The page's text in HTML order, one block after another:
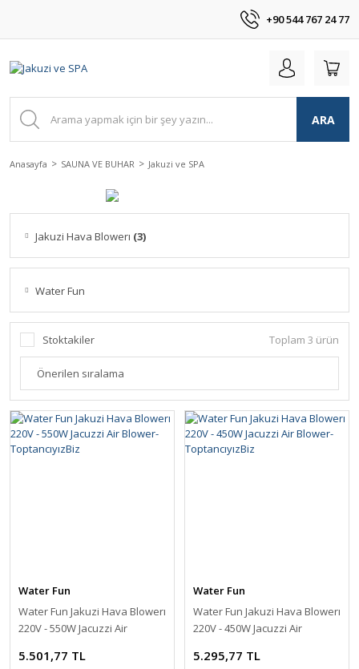
+90 544 767 24 77
ARA
Anasayfa SAUNA VE BUHAR Jakuzi ve SPA
Jakuzi Hava Blowerı (3)
Water Fun
Stoktakiler Toplam 3 ürün
Water Fun
Water Fun Jakuzi Hava Blowerı
220V - 550W Jacuzzi Air
5.501,77 TL
Water Fun
Water Fun Jakuzi Hava Blowerı
220V - 450W Jacuzzi Air
5.295,77 TL